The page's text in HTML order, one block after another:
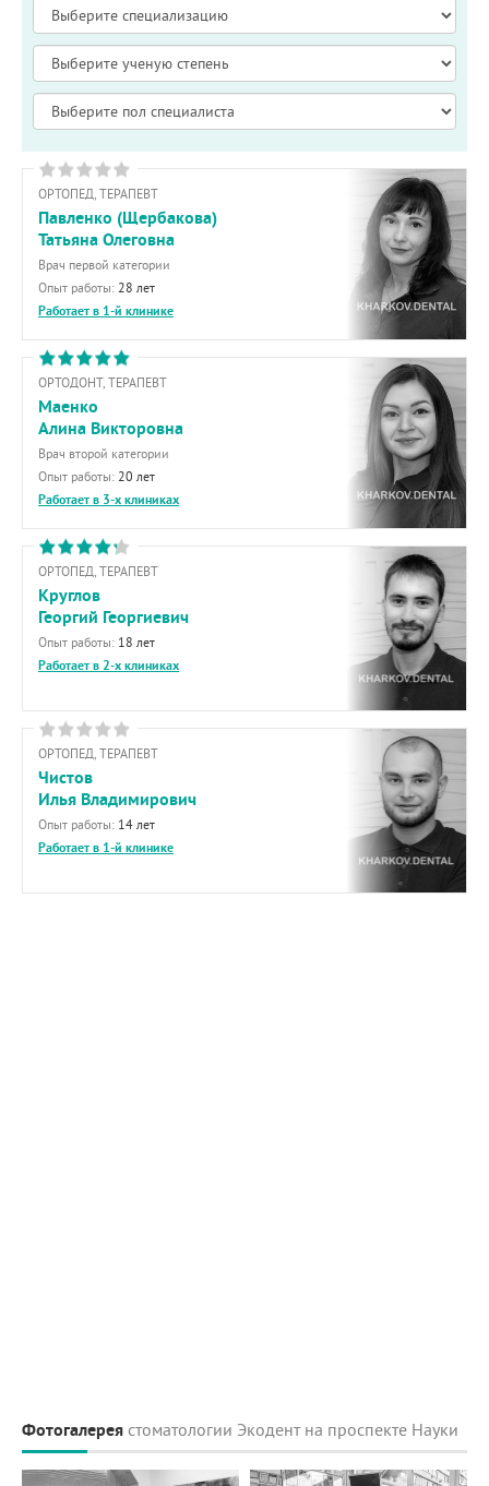
ОРТОПЕД, ТЕРАПЕВТ
Павленко (Щербакова)
Татьяна Олеговна
Врач первой категории
Опыт работы: 28 лет
Работает в 1-й клинике
ОРТОДОНТ, ТЕРАПЕВТ
Маенко
Алина Викторовна
Врач второй категории
Опыт работы: 20 лет
Работает в 3-х клиниках
ОРТОПЕД, ТЕРАПЕВТ
Круглов
Георгий Георгиевич
Опыт работы: 18 лет
Работает в 2-х клиниках
ОРТОПЕД, ТЕРАПЕВТ
Чистов
Илья Владимирович
Опыт работы: 14 лет
Работает в 1-й клинике
Фотогалерея стоматологии Экодент на проспекте Науки